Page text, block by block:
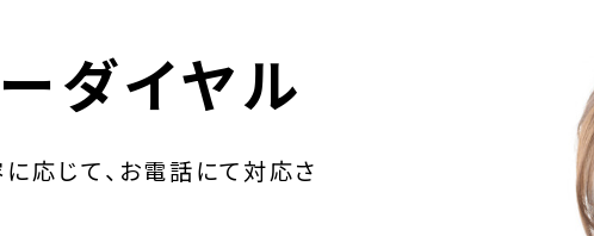
ダイヤル
応じて、お電話にて対応さ